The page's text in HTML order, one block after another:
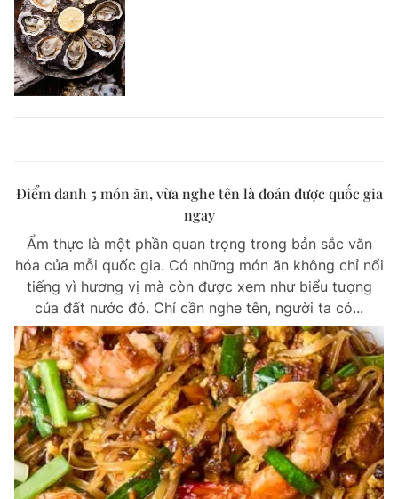
Điểm danh 5 món ăn, vừa nghe tên là đoán được quốc gia
ngay
Ẩm thực là một phần quan trọng trong bản sắc văn
hóa của mỗi quốc gia. Có những món ăn không chỉ nổi
tiếng vì hương vị mà còn được xem như biểu tượng
của đất nước đó. Chỉ cần nghe tên, người ta có...